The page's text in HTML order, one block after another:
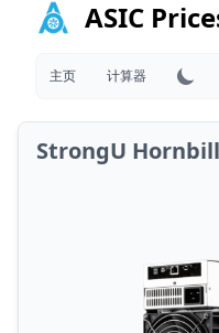
ASIC
主页 计算器
StrongU